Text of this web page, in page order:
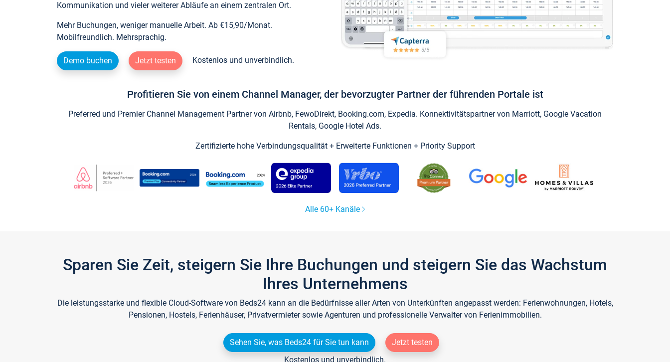
Kommunikation und vieler weiterer Abläufe an einem zentralen Ort.
Mehr Buchungen, weniger manuelle Arbeit. Ab €15,90/Monat.
Mobilfreundlich. Mehrsprachig.
Demo buchen Jetzt testen Kostenlos und unverbindlich.
Profitieren Sie von einem Channel Manager, der bevorzugter Partner der führenden Portale ist
Preferred und Premier Channel Management Partner von Airbnb, FewoDirekt, Booking.com, Expedia. Konnektivitätspartner von Marriott, Google Vacation
Rentals, Google Hotel Ads.
Zertifizierte hohe Verbindungsqualität + Erweiterte Funktionen + Priority Support
Alle 60+ Kanäle
Sparen Sie Zeit, steigern Sie Ihre Buchungen und steigern Sie das Wachstum
Ihres Unternehmens
Die leistungsstarke und flexible Cloud-Software von Beds24 kann an die Bedürfnisse aller Arten von Unterkünften angepasst werden: Ferienwohnungen, Hotels,
Pensionen, Hostels, Ferienhäuser, Privatvermieter sowie Agenturen und professionelle Verwalter von Ferienimmobilien.
Sehen Sie, was Beds24 für Sie tun kann
Jetzt testen
Kostenlos und unverbindlich.